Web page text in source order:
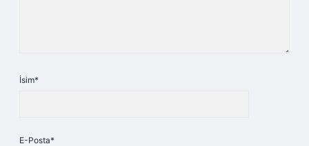
İsim*
E-Posta*